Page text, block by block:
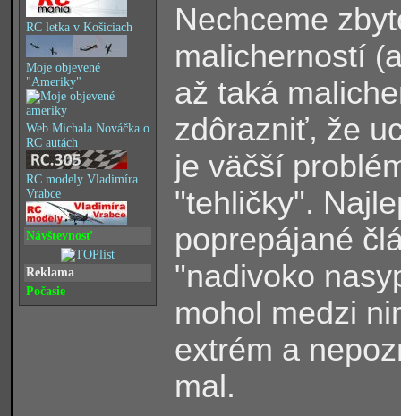
RC letka v Košiciach
Moje objevené
"Ameriky"
Web Michala Nováčka o
RC autách
RC modely Vladimíra
Vrabce
Návštevnosť
Reklama
Počasie
Nechceme
malicherností (
až taká
zdôrazniť, že
je väčší
"tehličky".
poprepájané
"nadivoko
mohol medzi
extrém a
mal.